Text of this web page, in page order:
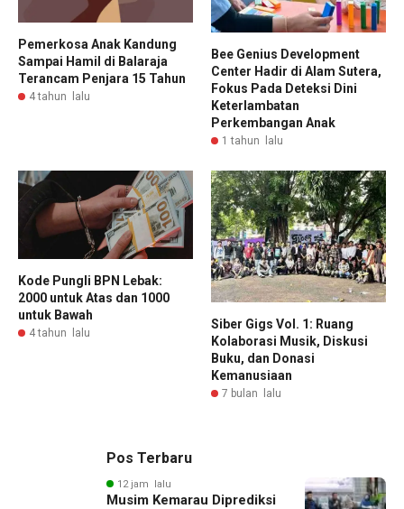
Pemerkosa Anak Kandung
Sampai Hamil di Balaraja
Terancam Penjara 15 Tahun
4 tahun lalu
Bee Genius Development
Center Hadir di Alam Sutera,
Fokus Pada Deteksi Dini
Keterlambatan
Perkembangan Anak
1 tahun lalu
Kode Pungli BPN Lebak:
2000 untuk Atas dan 1000
untuk Bawah
4 tahun lalu
Siber Gigs Vol. 1: Ruang
Kolaborasi Musik, Diskusi
Buku, dan Donasi
Kemanusiaan
7 bulan lalu
Pos Terbaru
12 jam lalu
Musim Kemarau Diprediksi